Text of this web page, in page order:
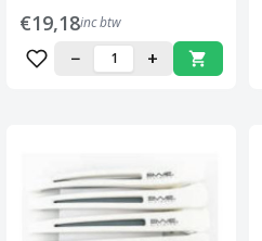
€19,18inc btw
− +